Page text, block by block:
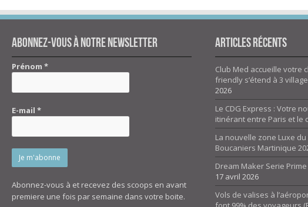
Abonnez-vous à notre newsletter
Prénom*
E-mail*
Abonnez-vous à et recevez des scoops en avant
premiere une fois par semaine dans votre boite.
Articles Récents
Club Med accueille votre
friendly s’étend à 3
2026
Le CDG Express : Votre
itinérant entre Paris et le
La nouvelle zone Luxe du
Boucaniers Martinique
Dream Maker Serie
17 avril 2026
Vols de valises à